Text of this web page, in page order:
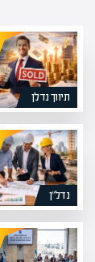
תיווך נדלן
נדל”ן